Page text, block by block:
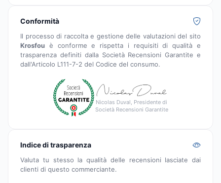
Conformità
Il processo di raccolta e gestione delle valutazioni del sito
Krosfou è conforme e rispetta i requisiti di qualità e
trasparenza definiti dalla Società Recensioni Garantite e
dall'Articolo L111-7-2 del Codice del consumo.
Nicolas Duval, Presidente di
Società Recensioni Garantite
Indice di trasparenza
Valuta tu stesso la qualità delle recensioni lasciate dai
clienti di questo commerciante.